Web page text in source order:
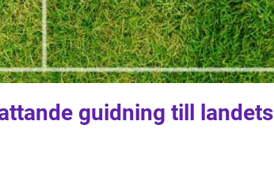
guidning till landets